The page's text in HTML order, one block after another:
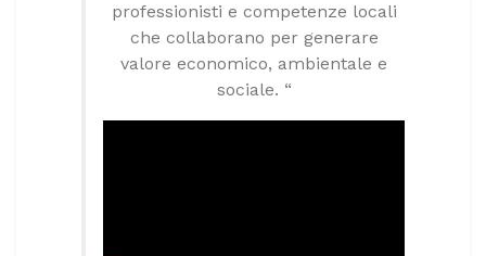
professionisti e competenze locali
che collaborano per generare
valore economico, ambientale e
sociale. “